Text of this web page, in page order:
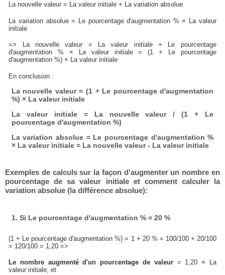
La nouvelle valeur = La valeur initiale + La variation absolue
La variation absolue = Le pourcentage d'augmentation % × La valeur
initiale
=> La nouvelle valeur = La valeur initiale + Le pourcentage
d'augmentation % × La valeur initiale = (1 + Le pourcentage
d'augmentation %) × La valeur initiale
En conclusion :
La nouvelle valeur = (1 + Le pourcentage d'augmentation
%) × La valeur initiale
La valeur initiale = La nouvelle valeur / (1 + Le
pourcentage d'augmentation %)
La variation absolue = Le pourcentage d'augmentation %
× La valeur initiale = La nouvelle valeur - La valeur initiale
Exemples de calculs sur la façon d'augmenter un nombre en
pourcentage de sa valeur initiale et comment calculer la
variation absolue (la différence absolue):
1. Si Le pourcentage d'augmentation % = 20 %
(1 + Le pourcentage d'augmentation %) = 1 + 20 % = 100/100 + 20/100
= 120/100 = 1,20 =>
Le nombre augmenté d'un pourcentage de valeur= 1,20 × La
valeur initiale, et